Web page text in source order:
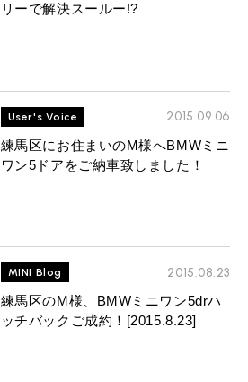
リーで解決スールー!?
User's Voice
2015.09.06
練馬区にお住まいのM様へBMWミニ
ワン5ドアをご納車致しました！
MINI Blog
2015.08.23
練馬区のM様、BMWミニワン5drハ
ッチバックご成約！[2015.8.23]